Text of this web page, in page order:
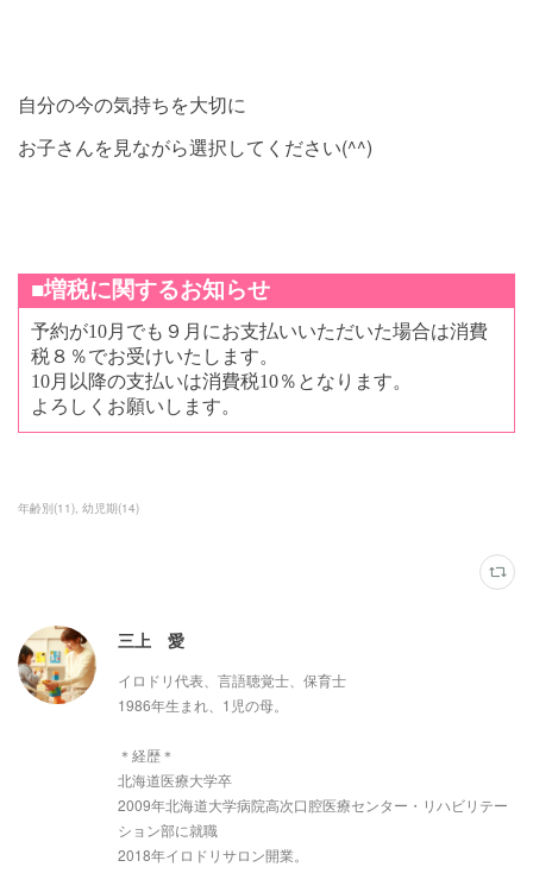
自分の今の気持ちを大切に
お子さんを見ながら選択してください(^^)
年齢別(11) 幼児期(14)
三上 愛
イロドリ代表、言語聴覚士、保育士
1986年生まれ、1児の母。
＊経歴＊
北海道医療大学卒
2009年北海道大学病院高次口腔医療センター・リハビリテー
ション部に就職
2018年イロドリサロン開業。